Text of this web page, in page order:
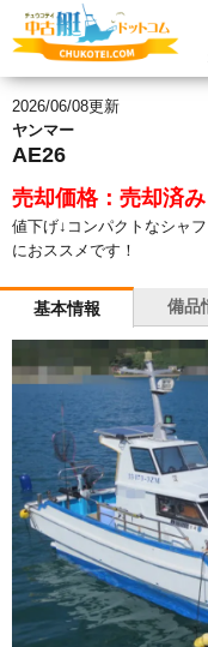
2026/06/08更新
ヤンマー
AE26
売却価格：売却済み
値下げ↓コンパクトなシャ
におススメです！
基本情報 備品